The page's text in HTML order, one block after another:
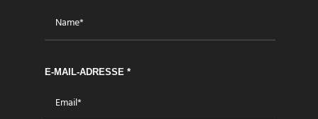
E-MAIL-ADRESSE *